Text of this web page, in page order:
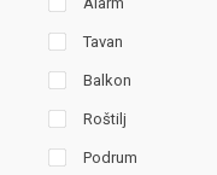
Tavan
Balkon
Roštilj
Podrum